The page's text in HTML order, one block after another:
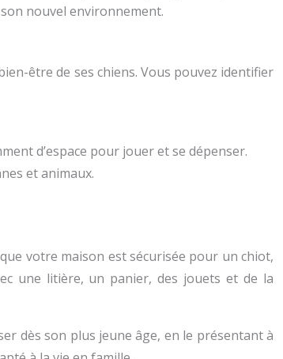
nouvel environnement.
être de ses chiens. Vous pouvez identifier
d’espace pour jouer et se dépenser.
et animaux.
votre maison est sécurisée pour un chiot,
une litière, un panier, des jouets et de la
dès son plus jeune âge, en le présentant à